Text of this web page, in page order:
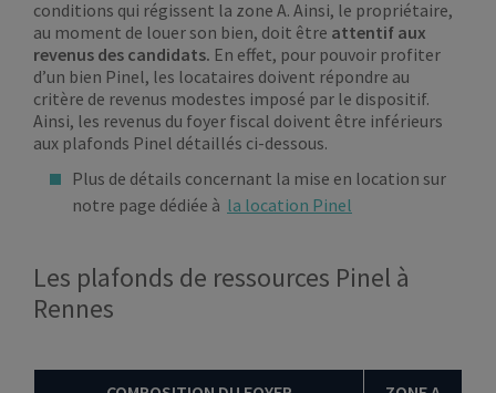
conditions qui régissent la zone A. Ainsi, le propriétaire,
au moment de louer son bien, doit être attentif aux
revenus des candidats. En effet, pour pouvoir profiter
d’un bien Pinel, les locataires doivent répondre au
critère de revenus modestes imposé par le dispositif.
Ainsi, les revenus du foyer fiscal doivent être inférieurs
aux plafonds Pinel détaillés ci-dessous.
Plus de détails concernant la mise en location sur
notre page dédiée à la location Pinel
Les plafonds de ressources Pinel à
Rennes